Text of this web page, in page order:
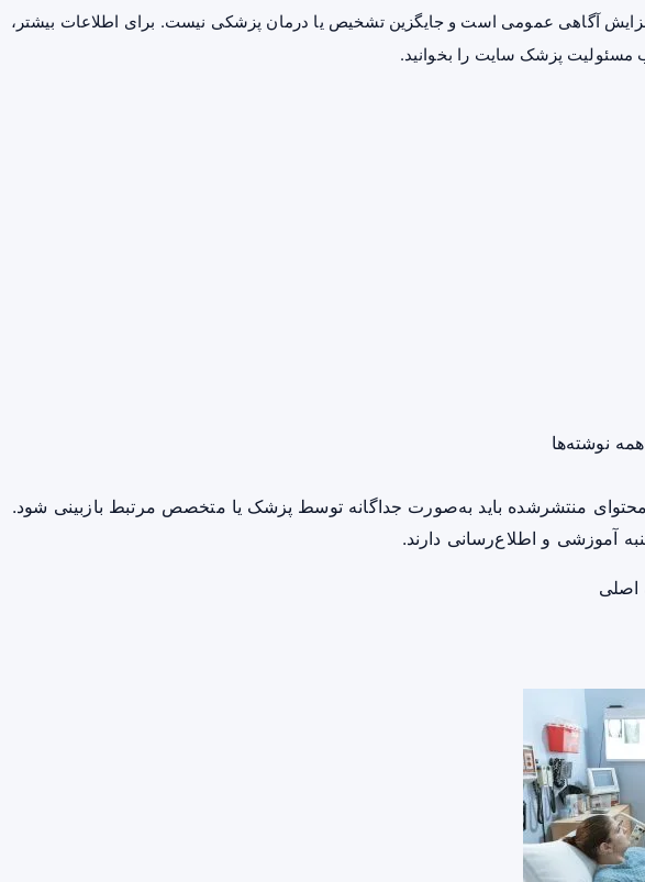
آگاهی عمومی است و جایگزین تشخیص یا درمان پزشکی نیست. برای اطلاعات بیشتر،
پزشک سایت را بخوانید.
نوشته‌ها
منتشرشده باید به‌صورت جداگانه توسط پزشک یا متخصص مرتبط بازبینی شود.
آموزشی و اطلاع‌رسانی دارند.